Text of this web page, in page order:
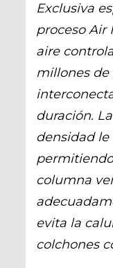
Exclusiva
proceso Air
aire
millones
duración.
densidad le
columna
evita la
colchones